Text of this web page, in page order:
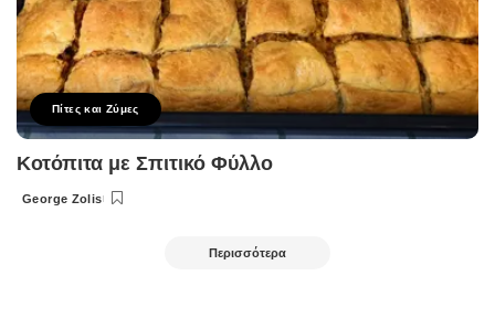
Πίτες και Ζύμες
Κοτόπιτα με Σπιτικό Φύλλο
Posted
George Zolis
Περισσότερα